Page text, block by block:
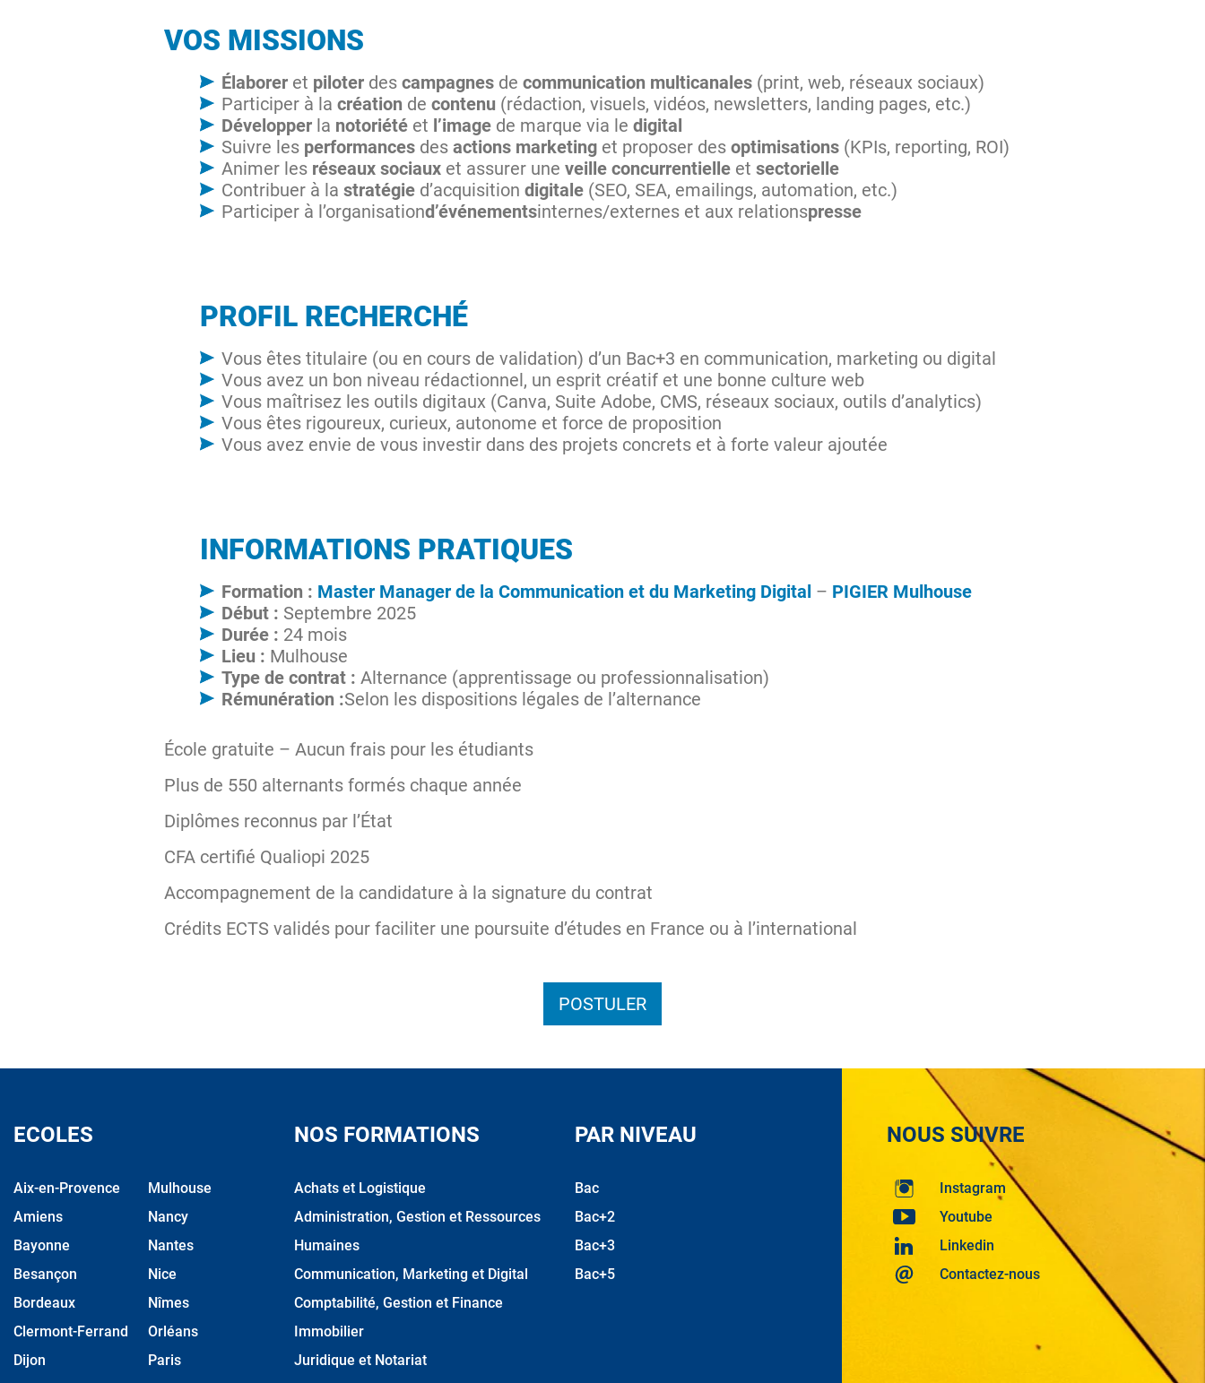
VOS MISSIONS
Élaborer et piloter des campagnes de communication multicanales (print, web, réseaux sociaux)
Participer à la création de contenu (rédaction, visuels, vidéos, newsletters, landing pages, etc.)
Développer la notoriété et l’image de marque via le digital
Suivre les performances des actions marketing et proposer des optimisations (KPIs, reporting, ROI)
Animer les réseaux sociaux et assurer une veille concurrentielle et sectorielle
Contribuer à la stratégie d’acquisition digitale (SEO, SEA, emailings, automation, etc.)
Participer à l’organisationd’événementsinternes/externes et aux relationspresse
PROFIL RECHERCHÉ
Vous êtes titulaire (ou en cours de validation) d’un Bac+3 en communication, marketing ou digital
Vous avez un bon niveau rédactionnel, un esprit créatif et une bonne culture web
Vous maîtrisez les outils digitaux (Canva, Suite Adobe, CMS, réseaux sociaux, outils d’analytics)
Vous êtes rigoureux, curieux, autonome et force de proposition
Vous avez envie de vous investir dans des projets concrets et à forte valeur ajoutée
INFORMATIONS PRATIQUES
Formation : Master Manager de la Communication et du Marketing Digital – PIGIER Mulhouse
Début : Septembre 2025
Durée : 24 mois
Lieu : Mulhouse
Type de contrat : Alternance (apprentissage ou professionnalisation)
Rémunération :Selon les dispositions légales de l’alternance
École gratuite – Aucun frais pour les étudiants
Plus de 550 alternants formés chaque année
Diplômes reconnus par l’État
CFA certifié Qualiopi 2025
Accompagnement de la candidature à la signature du contrat
Crédits ECTS validés pour faciliter une poursuite d’études en France ou à l’international
POSTULER
ECOLES
Aix-en-Provence
Amiens
Bayonne
Besançon
Bordeaux
Clermont-Ferrand
Dijon
Mulhouse
Nancy
Nantes
Nice
Nîmes
Orléans
Paris
NOS FORMATIONS
Achats et Logistique
Administration, Gestion et Ressources
Humaines
Communication, Marketing et Digital
Comptabilité, Gestion et Finance
Immobilier
Juridique et Notariat
PAR NIVEAU
Bac
Bac+2
Bac+3
Bac+5
NOUS SUIVRE
Instagram
Youtube
Linkedin
Contactez-nous